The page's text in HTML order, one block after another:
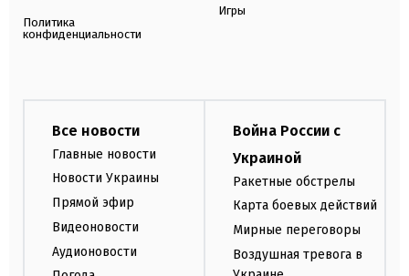
Политика
конфиденциальности
Игры
Все новости
Главные новости
Новости Украины
Прямой эфир
Видеоновости
Аудионовости
Война России с
Украиной
Ракетные обстрелы
Карта боевых действий
Мирные переговоры
Воздушная тревога в